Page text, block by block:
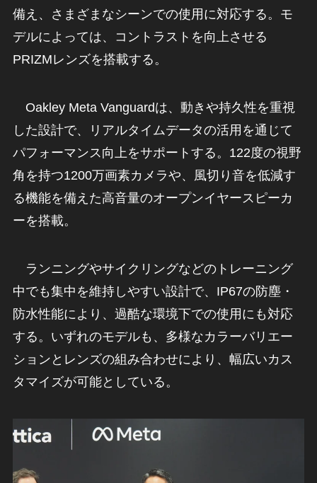
備え、さまざまなシーンでの使用に対応する。モ
デルによっては、コントラストを向上させる
PRIZMレンズを搭載する。
Oakley Meta Vanguardは、動きや持久性を重視
した設計で、リアルタイムデータの活用を通じて
パフォーマンス向上をサポートする。122度の視野
角を持つ1200万画素カメラや、風切り音を低減す
る機能を備えた高音量のオープンイヤースピーカ
ーを搭載。
ランニングやサイクリングなどのトレーニング
中でも集中を維持しやすい設計で、IP67の防塵・
防水性能により、過酷な環境下での使用にも対応
する。いずれのモデルも、多様なカラーバリエー
ションとレンズの組み合わせにより、幅広いカス
タマイズが可能としている。